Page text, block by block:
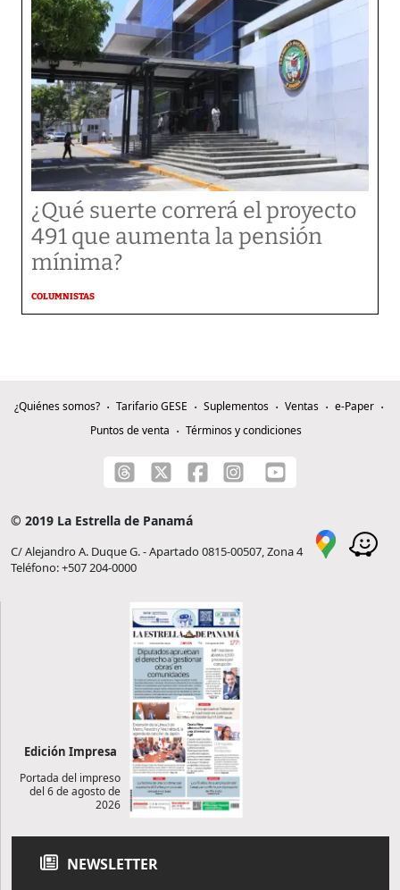
¿Qué suerte correrá el proyecto
491 que aumenta la pensión
mínima?
COLUMNISTAS
¿Quiénes somos? Tarifario GESE Suplementos Ventas
e-Paper
Puntos de venta
Términos y condiciones
© 2019 La Estrella de Panamá
C/ Alejandro A. Duque G. - Apartado 0815-00507, Zona 4
Teléfono: +507 204-0000
Edición Impresa
Portada del impreso
del 6 de agosto de
2026
NEWSLETTER